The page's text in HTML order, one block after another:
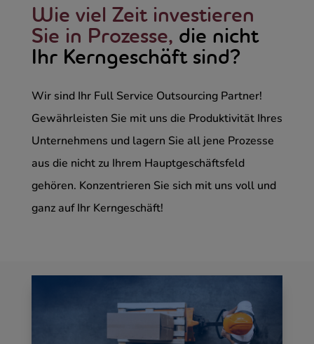
Wie viel Zeit investieren
Sie in Prozesse, die nicht
Ihr Kerngeschäft sind?
Wir sind Ihr Full Service Outsourcing Partner!
Gewährleisten Sie mit uns die Produktivität Ihres
Unternehmens und lagern Sie all jene Prozesse
aus die nicht zu Ihrem Hauptgeschäftsfeld
gehören. Konzentrieren Sie sich mit uns voll und
ganz auf Ihr Kerngeschäft!